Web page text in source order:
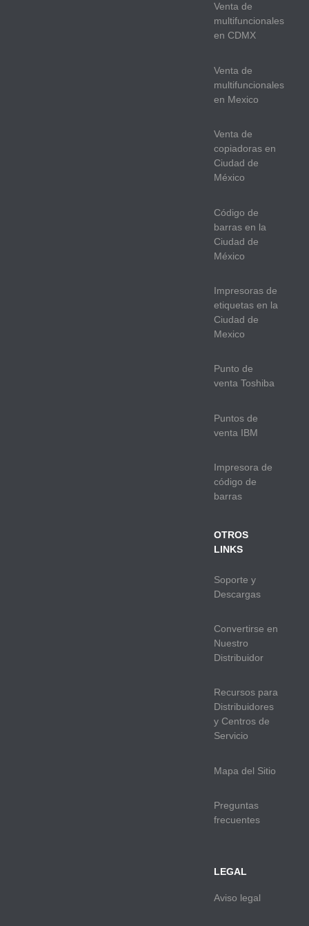
Venta de
multifuncionales
en CDMX
Venta de
multifuncionales
en Mexico
Venta de
copiadoras en
Ciudad de
México
Código de
barras en la
Ciudad de
México
Impresoras de
etiquetas en la
Ciudad de
Mexico
Punto de
venta Toshiba
Puntos de
venta IBM
Impresora de
código de
barras
OTROS
LINKS
Soporte y
Descargas
Convertirse en
Nuestro
Distribuidor
Recursos para
Distribuidores
y Centros de
Servicio
Mapa del Sitio
Preguntas
frecuentes
LEGAL
Aviso legal